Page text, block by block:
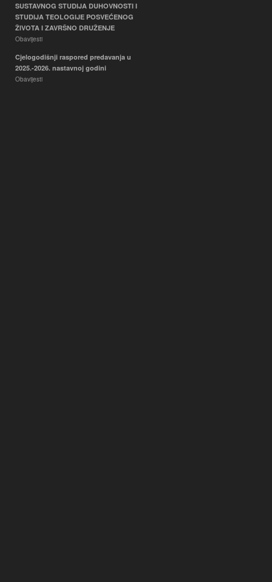
SUSTAVNOG STUDIJA DUHOVNOSTI I
STUDIJA TEOLOGIJE POSVEĆENOG
ŽIVOTA I ZAVRŠNO DRUŽENJE
Obavijesti
Cjelogodišnji raspored predavanja u
2025.-2026. nastavnoj godini
Obavijesti